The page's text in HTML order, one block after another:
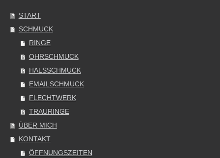
START
SCHMUCK
RINGE
OHRSCHMUCK
HALSSCHMUCK
EMAILSCHMUCK
FLECHTWERK
TRAURINGE
ÜBER MICH
KONTAKT
ÖFFNUNGSZEITEN